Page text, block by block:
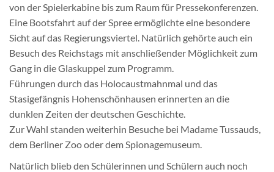
von der Spielerkabine bis zum Raum für Pressekonferenzen.
Eine Bootsfahrt auf der Spree ermöglichte eine besondere
Sicht auf das Regierungsviertel. Natürlich gehörte auch ein
Besuch des Reichstags mit anschließender Möglichkeit zum
Gang in die Glaskuppel zum Programm.
Führungen durch das Holocaustmahnmal und das
Stasigefängnis Hohenschönhausen erinnerten an die
dunklen Zeiten der deutschen Geschichte.
Zur Wahl standen weiterhin Besuche bei Madame Tussauds,
dem Berliner Zoo oder dem Spionagemuseum.
Natürlich blieb den Schülerinnen und Schülern auch noch